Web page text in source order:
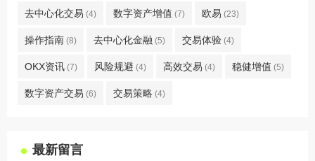
去中心化交易 (4) 数字资产增值 (7) 欧易 (23)
操作指南 (8) 去中心化金融 (5) 交易体验 (4)
OKX资讯 (7) 风险规避 (4) 高效交易 (4) 稳健增值 (5)
数字资产交易 (6) 交易策略 (4)
最新留言